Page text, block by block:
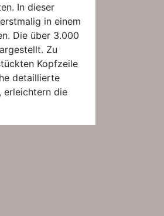
In dieser
in einem
Die über 3.000
Zu
Kopfzeile
detaillierte
erleichtern die